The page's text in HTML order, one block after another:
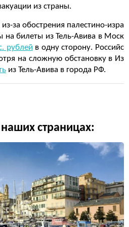
из страны.
за обострения палестино-изра
на билеты из Тель-Авива в Моск
рублей в одну сторону. Российс
на сложную обстановку в Из
из Тель-Авива в города РФ.
страницах: